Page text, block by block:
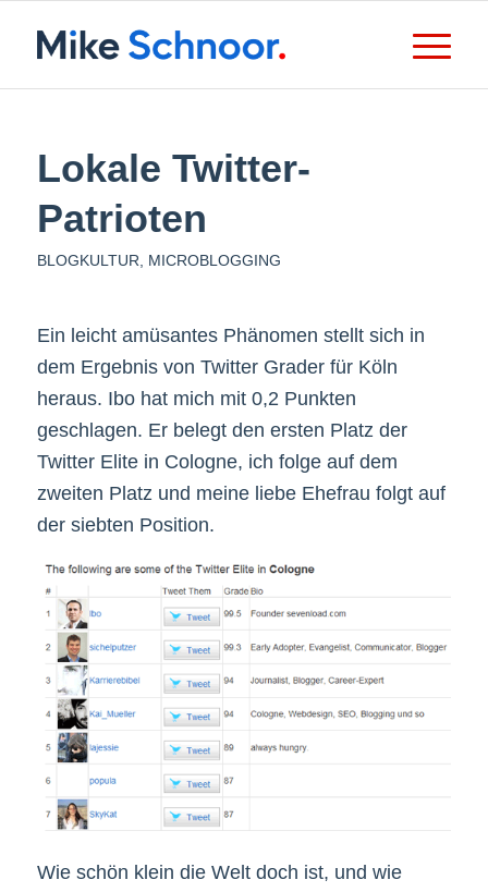
Lokale Twitter-
Patrioten
BLOGKULTUR MICROBLOGGING
Ein leicht amüsantes Phänomen stellt sich in
dem Ergebnis von Twitter Grader für Köln
heraus. Ibo hat mich mit 0,2 Punkten
geschlagen. Er belegt den ersten Platz der
Twitter Elite in Cologne, ich folge auf dem
zweiten Platz und meine liebe Ehefrau folgt auf
der siebten Position.
Wie schön klein die Welt doch ist, und wie